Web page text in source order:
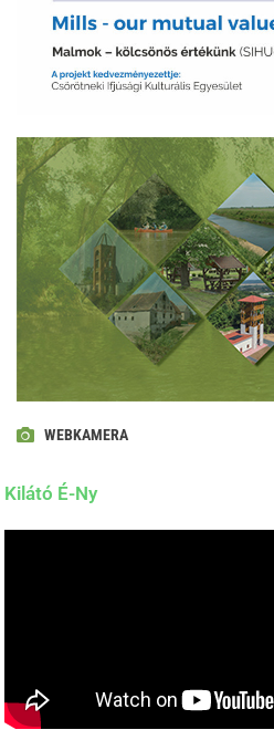
WEBKAMERA
Kilátó É-Ny